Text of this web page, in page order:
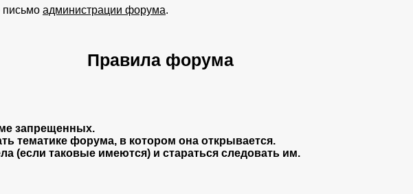
письмо администрации форума.
Правила форума
запрещенных.
тематике форума, в котором она открывается.
(если таковые имеются) и стараться следовать им.